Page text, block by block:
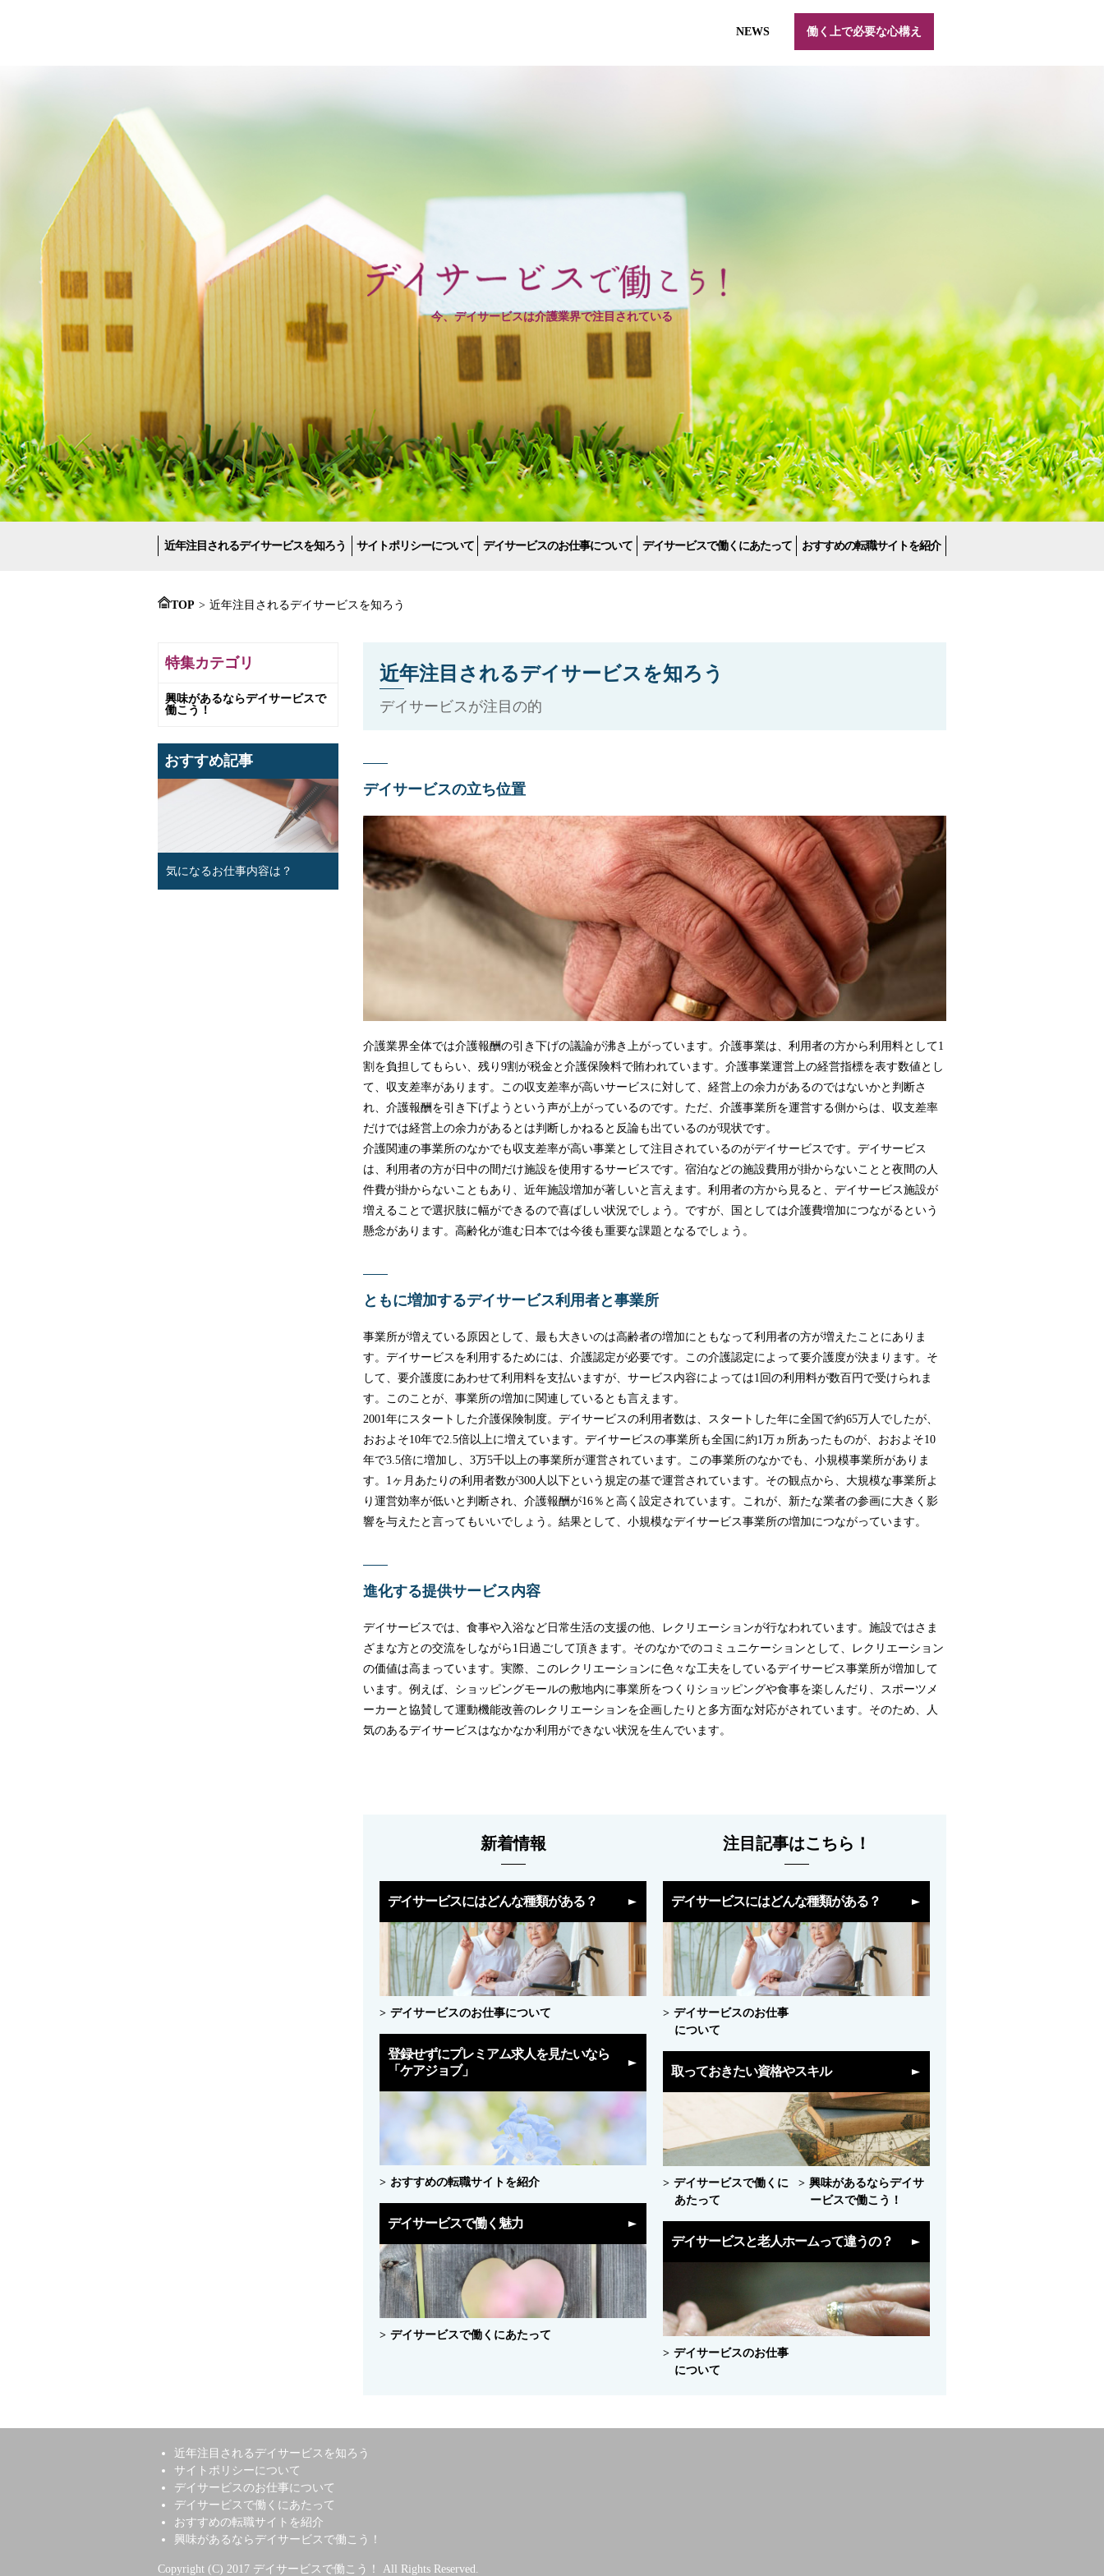
今、デイサービスは介護業界で注目されている
NEWS 働く上で必要な心構え
近年注目されるデイサービスを知ろう サイトポリシーについて デイサービスのお仕事について デイサービスで働くにあたって おすすめの転職サイトを紹介
TOP > 近年注目されるデイサービスを知ろう
近年注目されるデイサービスを知ろう
デイサービスが注目の的
デイサービスの立ち位置
介護業界全体では介護報酬の引き下げの議論が沸き上がっています。介護事業は、利用者の方から利用料として1
割を負担してもらい、残り9割が税金と介護保険料で賄われています。介護事業運営上の経営指標を表す数値とし
て、収支差率があります。この収支差率が高いサービスに対して、経営上の余力があるのではないかと判断さ
れ、介護報酬を引き下げようという声が上がっているのです。ただ、介護事業所を運営する側からは、収支差率
だけでは経営上の余力があるとは判断しかねると反論も出ているのが現状です。
介護関連の事業所のなかでも収支差率が高い事業として注目されているのがデイサービスです。デイサービス
は、利用者の方が日中の間だけ施設を使用するサービスです。宿泊などの施設費用が掛からないことと夜間の人
件費が掛からないこともあり、近年施設増加が著しいと言えます。利用者の方から見ると、デイサービス施設が
増えることで選択肢に幅ができるので喜ばしい状況でしょう。ですが、国としては介護費増加につながるという
懸念があります。高齢化が進む日本では今後も重要な課題となるでしょう。
ともに増加するデイサービス利用者と事業所
事業所が増えている原因として、最も大きいのは高齢者の増加にともなって利用者の方が増えたことにありま
す。デイサービスを利用するためには、介護認定が必要です。この介護認定によって要介護度が決まります。そ
して、要介護度にあわせて利用料を支払いますが、サービス内容によっては1回の利用料が数百円で受けられま
す。このことが、事業所の増加に関連しているとも言えます。
2001年にスタートした介護保険制度。デイサービスの利用者数は、スタートした年に全国で約65万人でしたが、
おおよそ10年で2.5倍以上に増えています。デイサービスの事業所も全国に約1万ヵ所あったものが、おおよそ10
年で3.5倍に増加し、3万5千以上の事業所が運営されています。この事業所のなかでも、小規模事業所がありま
す。1ヶ月あたりの利用者数が300人以下という規定の基で運営されています。その観点から、大規模な事業所よ
り運営効率が低いと判断され、介護報酬が16％と高く設定されています。これが、新たな業者の参画に大きく影
響を与えたと言ってもいいでしょう。結果として、小規模なデイサービス事業所の増加につながっています。
進化する提供サービス内容
デイサービスでは、食事や入浴など日常生活の支援の他、レクリエーションが行なわれています。施設ではさま
ざまな方との交流をしながら1日過ごして頂きます。そのなかでのコミュニケーションとして、レクリエーション
の価値は高まっています。実際、このレクリエーションに色々な工夫をしているデイサービス事業所が増加して
います。例えば、ショッピングモールの敷地内に事業所をつくりショッピングや食事を楽しんだり、スポーツメ
ーカーと協賛して運動機能改善のレクリエーションを企画したりと多方面な対応がされています。そのため、人
気のあるデイサービスはなかなか利用ができない状況を生んでいます。
新着情報
デイサービスにはどんな種類がある？
デイサービスのお仕事について
登録せずにプレミアム求人を見たいなら
「ケアジョブ」
おすすめの転職サイトを紹介
デイサービスで働く魅力
デイサービスで働くにあたって
注目記事はこちら！
デイサービスにはどんな種類がある？
デイサービスのお仕事
について
取っておきたい資格やスキル
デイサービスで働くに
あたって
興味があるならデイサ
ービスで働こう！
デイサービスと老人ホームって違うの？
デイサービスのお仕事
について
特集カテゴリ
興味があるならデイサービスで
働こう！
おすすめ記事
気になるお仕事内容は？
近年注目されるデイサービスを知ろう
サイトポリシーについて
デイサービスのお仕事について
デイサービスで働くにあたって
おすすめの転職サイトを紹介
興味があるならデイサービスで働こう！
Copyright (C) 2017 デイサービスで働こう！ All Rights Reserved.